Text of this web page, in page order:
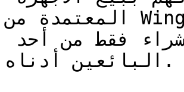
المعتمدة من Wingbits. ولتجنب البائعين غير النزيهين
البائعين أدناه.